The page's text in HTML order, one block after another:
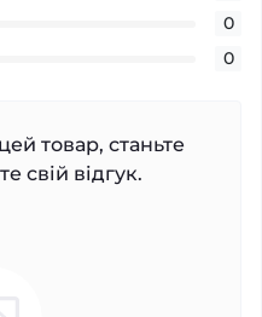
0
0
товар, станьте
свій відгук.